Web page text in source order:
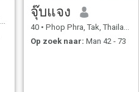
จุ๊บแจง
40 • Phop Phra, Tak, Thailand
Op zoek naar: Man 42 - 73